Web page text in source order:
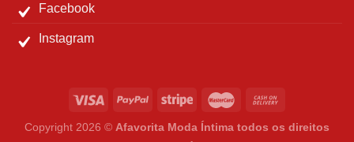
Facebook
Instagram
Copyright 2026 © Afavorita Moda Íntima todos os direitos